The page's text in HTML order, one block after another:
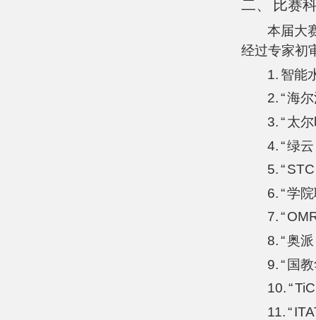
二、 比赛
本届大
经过专家初
1. 智能
2. “海
3. “太
4. “绿云
5. “STC
6. “学
7. “
8. “奥派
9. “ 国
10. “
11. “